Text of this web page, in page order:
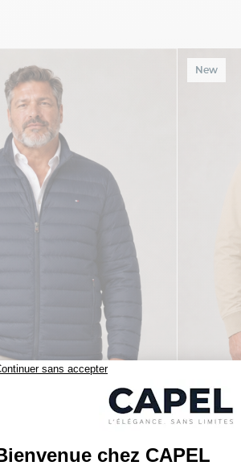
Doudoune Légère Grande Taille Marine
New